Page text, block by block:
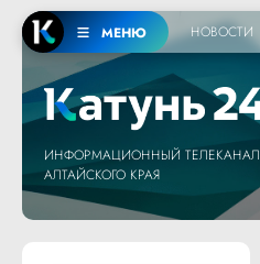
МЕНЮ НОВОСТИ
ИНФОРМАЦИОННЫЙ ТЕЛЕКАНАЛ
АЛТАЙСКОГО КРАЯ